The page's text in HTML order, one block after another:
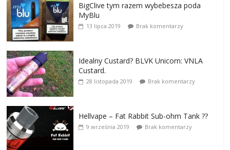
BigClive tym razem wybebesza poda
MyBlu
13 lipca 2019 Brak komentarzy
Idealny Custard? BLVK Unicorn: VNLA
Custard.
28 listopada 2019 Brak komentarzy
Hellvape – Fat Rabbit Sub-ohm Tank ??
9 września 2019 Brak komentarzy